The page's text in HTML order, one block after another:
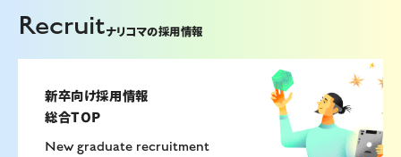
Recruitナリコマの採用情報
新卒向け採用情報
総合TOP
New graduate recruitment